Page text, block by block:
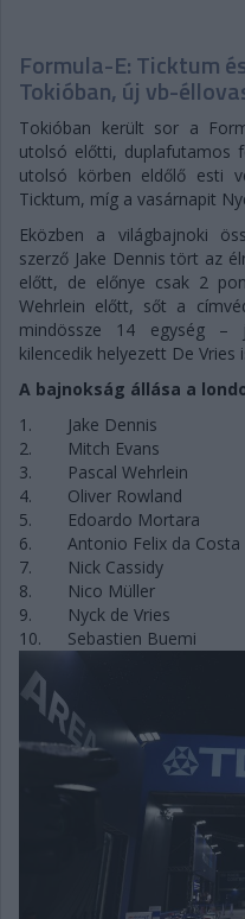
Formula-E: Ticktum
Tokióban, új vb-
Tokióban került sor a
utolsó előtti, duplafutamos
utolsó körben eldőlő esti
Ticktum, míg a vasárnapit
Eközben a világbajnoki
szerző Jake Dennis tört az
előtt, de előnye csak 2
Wehrlein előtt, sőt a
mindössze 14 egység –
kilencedik helyezett De Vries
A bajnokság állása a
1.
Jake Dennis
2.
Mitch Evans
3.
Pascal Wehrlein
4.
Oliver Rowland
5.
Edoardo Mortara
6.
Antonio Felix da Costa
7.
Nick Cassidy
8.
Nico Müller
9.
Nyck de Vries
10.
Sebastien Buemi